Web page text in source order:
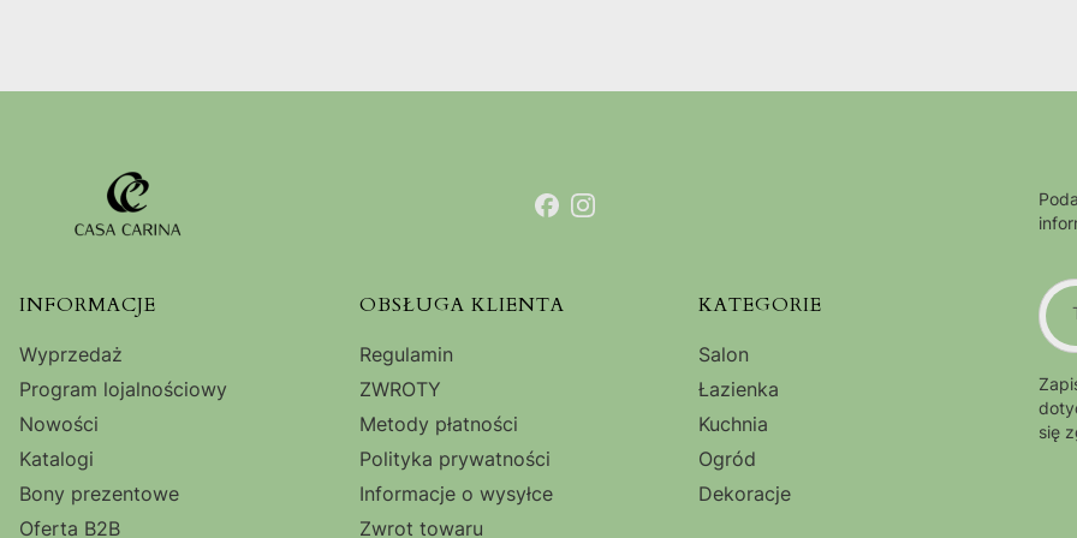
Linki w stopce
INFORMACJE
Wyprzedaż
Program lojalnościowy
Nowości
Katalogi
Bony prezentowe
Oferta B2B
OBSŁUGA KLIENTA
Regulamin
ZWROTY
Metody płatności
Polityka prywatności
Informacje o wysyłce
Zwrot towaru
KATEGORIE
Salon
Łazienka
Kuchnia
Ogród
Dekoracje
się